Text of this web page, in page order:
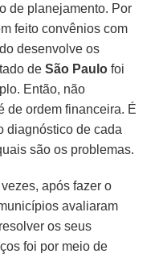
de planejamento. Por
feito convênios com
desenvolve os
deSão Paulo foi
Então, não
de ordem financeira. É
diagnóstico de cada
são os problemas.
após fazer o
avaliaram
os seus
foi por meio de